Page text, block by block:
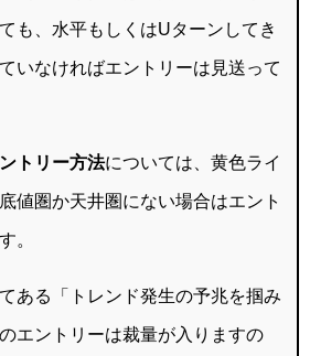
も、水平もしくはUターンしてき
いなければエントリーは見送って
トリー方法については、黄色ライ
値圏か天井圏にない場合はエント
。
ある「トレンド発生の予兆を掴み
エントリーは裁量が入りますの